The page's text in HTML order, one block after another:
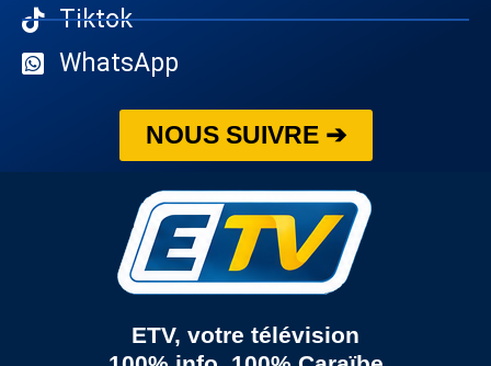
Tiktok
WhatsApp
NOUS SUIVRE ➔
ETV, votre télévision